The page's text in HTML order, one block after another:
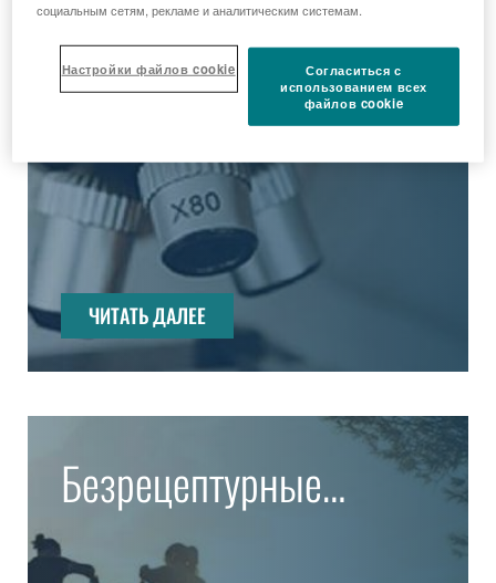
Рецептурные
ЧИТАТЬ ДАЛЕЕ
Безрецептурные
препараты
социальным сетям, рекламе и аналитическим системам.
Настройки файлов cookie
Согласиться с
использованием всех
файлов cookie